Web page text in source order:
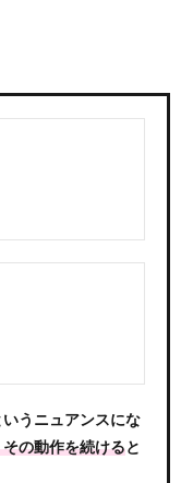
うニュアンスにな
の動作を続けると